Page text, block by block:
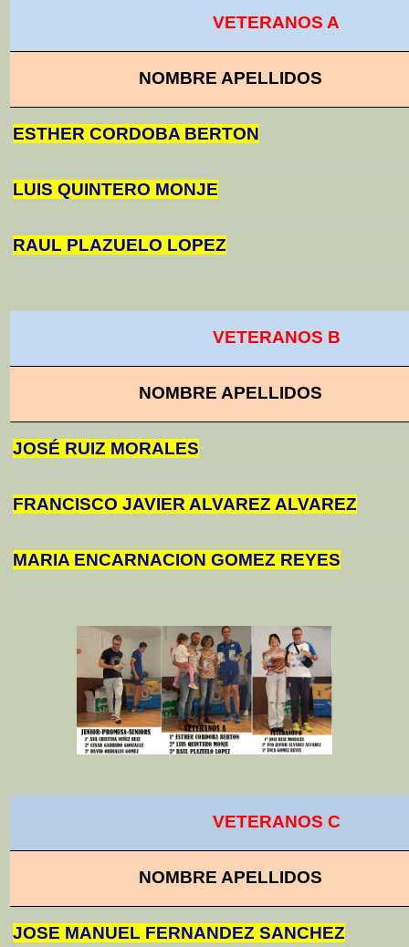
VETERANOS A
NOMBRE APELLIDOS
ESTHER CORDOBA BERTON
LUIS QUINTERO MONJE
RAUL PLAZUELO LOPEZ
VETERANOS B
NOMBRE APELLIDOS
JOSÉ RUIZ MORALES
FRANCISCO JAVIER ALVAREZ ALVAREZ
MARIA ENCARNACION GOMEZ REYES
VETERANOS C
NOMBRE APELLIDOS
JOSE MANUEL FERNANDEZ SANCHEZ